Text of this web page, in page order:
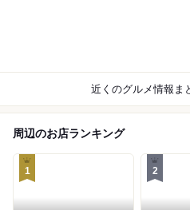
近くのグルメ情報ま
周辺のお店ランキング
1 2